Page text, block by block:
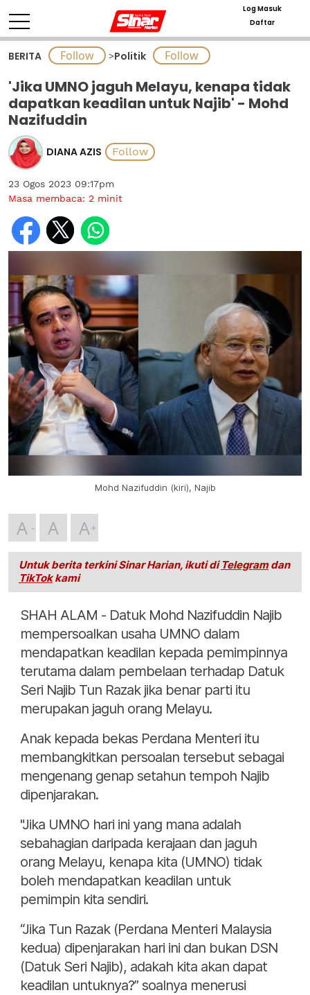
Log Masuk
Daftar
BERITA >Politik
'Jika UMNO jaguh Melayu, kenapa tidak
dapatkan keadilan untuk Najib' - Mohd
Nazifuddin
DIANA AZIS
23 Ogos 2023 09:17pm
Masa membaca: 2 minit
Mohd Nazifuddin (kiri), Najib
A A A
Untuk berita terkini Sinar Harian, ikuti di Telegramdan
TikTokkami
SHAH ALAM - Datuk Mohd Nazifuddin Najib
mempersoalkan usaha UMNO dalam
mendapatkan keadilan kepada pemimpinnya
terutama dalam pembelaan terhadap Datuk
Seri Najib Tun Razak jika benar parti itu
merupakan jaguh orang Melayu.
Anak kepada bekas Perdana Menteri itu
membangkitkan persoalan tersebut sebagai
mengenang genap setahun tempoh Najib
dipenjarakan.
"Jika UMNO hari ini yang mana adalah
sebahagian daripada kerajaan dan jaguh
orang Melayu, kenapa kita (UMNO) tidak
boleh mendapatkan keadilan untuk
pemimpin kita sendiri.
“Jika Tun Razak (Perdana Menteri Malaysia
kedua) dipenjarakan hari ini dan bukan DSN
(Datuk Seri Najib), adakah kita akan dapat
keadilan untuknya?” soalnya menerusi